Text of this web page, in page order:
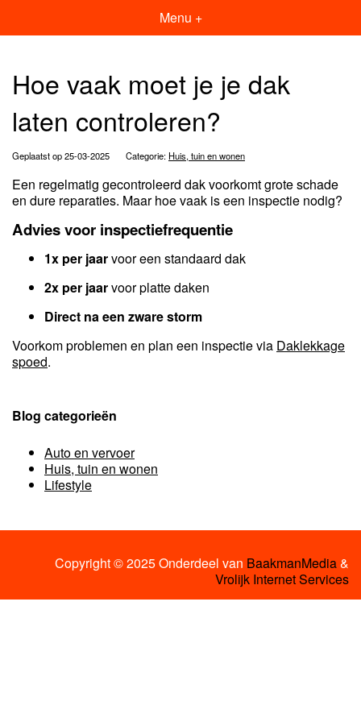
Menu +
Hoe vaak moet je je dak
laten controleren?
Geplaatst op 25-03-2025 Categorie: Huis, tuin en wonen
Een regelmatig gecontroleerd dak voorkomt grote schade
en dure reparaties. Maar hoe vaak is een inspectie nodig?
Advies voor inspectiefrequentie
1x per jaarvoor een standaard dak
2x per jaarvoor platte daken
Direct na een zware storm
Voorkom problemen en plan een inspectie via Daklekkage
spoed.
Blog categorieën
Auto en vervoer
Huis, tuin en wonen
Lifestyle
Copyright © 2025 Onderdeel van BaakmanMedia&
Vrolijk Internet Services